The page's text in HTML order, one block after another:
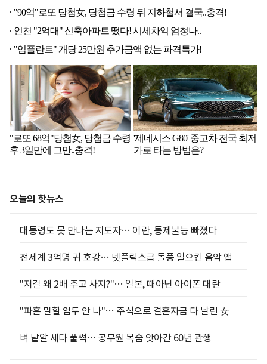
오늘의 핫뉴스
대통령도 못 만나는 지도자… 이란, 통제불능 빠졌다
전세계 3억명 귀 호강… 넷플릭스급 돌풍 일으킨 음악 앱
"저걸 왜 2배 주고 사지?"… 일본, 때아닌 아이폰 대란
"파혼 말할 엄두 안 나"… 주식으로 결혼자금 다 날린 女
벼 낱알 세다 풀썩… 공무원 목숨 앗아간 60년 관행